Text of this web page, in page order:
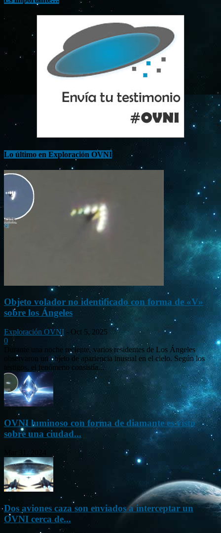
Lo último en Exploración OVNI
Objeto volador no identificado con forma de «V»
sobre los Ángeles
Exploración OVNI - Oct 5, 2025
0
Durante una noche reciente, varios residentes de Los Ángeles
observaron un objeto de apariencia inusual en el cielo. Según los
testigos, el fenómeno consistía...
OVNI luminoso con forma de diamante es visto
sobre una ciudad...
Dos aviones caza son enviados a interceptar un
OVNI cerca de...